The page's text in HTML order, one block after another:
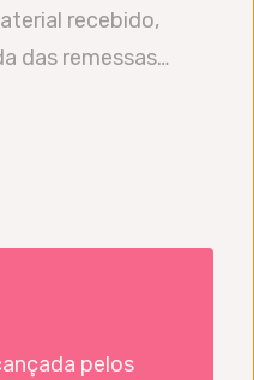
recebido,
das remessas…
pelos